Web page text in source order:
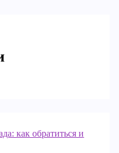
как обратиться и